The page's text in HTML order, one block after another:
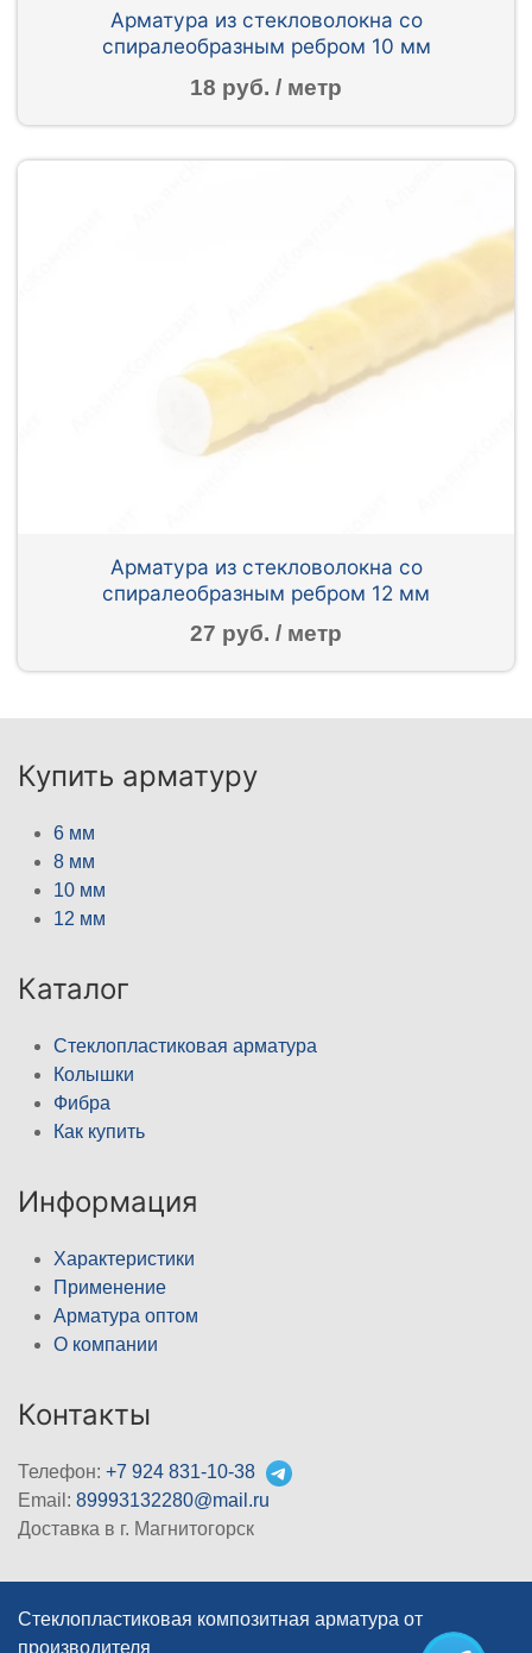
Арматура из стекловолокна со
спиралеобразным ребром 10 мм
18 руб. / метр
Арматура из стекловолокна со
спиралеобразным ребром 12 мм
27 руб. / метр
Купить арматуру
6 мм
8 мм
10 мм
12 мм
Каталог
Стеклопластиковая арматура
Колышки
Фибра
Как купить
Информация
Характеристики
Применение
Арматура оптом
О компании
Контакты
Телефон: +7 924 831-10-38
Email: 89993132280@mail.ru
Доставка в г. Магнитогорск
Стеклопластиковая композитная арматура от
производителя